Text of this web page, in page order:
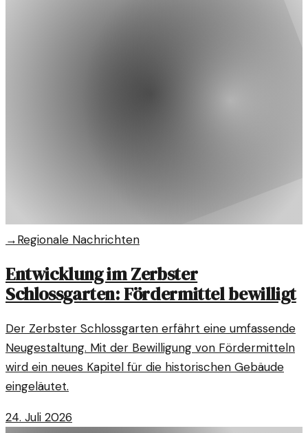
→Regionale Nachrichten
Entwicklung im Zerbster
Schlossgarten: Fördermittel bewilligt
Der Zerbster Schlossgarten erfährt eine umfassende
Neugestaltung. Mit der Bewilligung von Fördermitteln
wird ein neues Kapitel für die historischen Gebäude
eingeläutet.
24. Juli 2026